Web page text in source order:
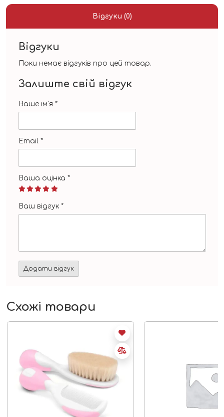
Відгуки (0)
Відгуки
Поки немає відгуків про цей товар.
Залиште свій відгук
Ваше ім'я *
Email *
Ваша оцінка *
Ваш відгук *
Схожі товари